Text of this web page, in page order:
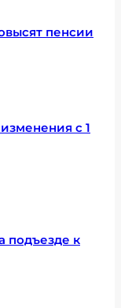
пенсии
с 1
подъезде к